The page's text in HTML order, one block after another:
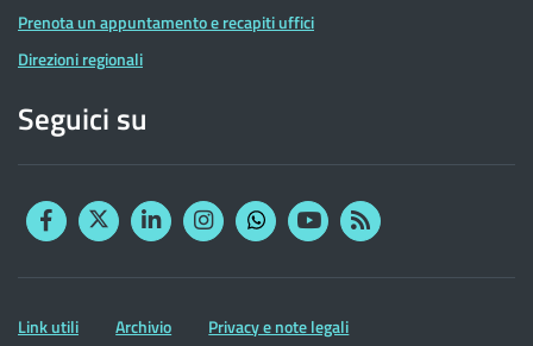
Prenota un appuntamento e recapiti uffici
Direzioni regionali
Seguici su
FacebookTwitterLinkedinInstagram
YouTubeRSS
Altre
Link utili Archivio Privacy e note legali